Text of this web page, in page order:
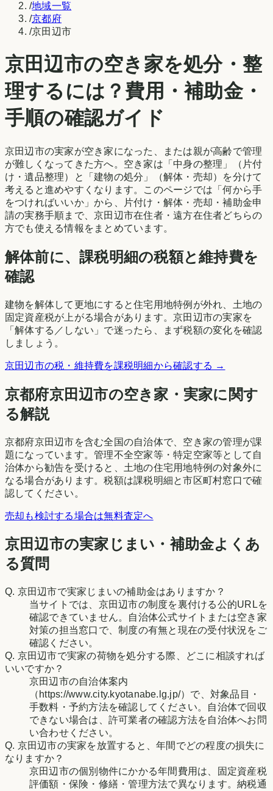
/地域一覧
/京都府
/京田辺市
京田辺市の空き家を処分・整
理するには？費用・補助金・
手順の確認ガイド
京田辺市の実家が空き家になった、または親が高齢で管理
が難しくなってきた方へ。空き家は「中身の整理」（片付
け・遺品整理）と「建物の処分」（解体・売却）を分けて
考えると進めやすくなります。このページでは「何から手
をつければいいか」から、片付け・解体・売却・補助金申
請の実務手順まで、京田辺市在住者・遠方在住者どちらの
方でも使える情報をまとめています。
解体前に、課税明細の税額と維持費を
確認
建物を解体して更地にすると住宅用地特例が外れ、土地の
固定資産税が上がる場合があります。京田辺市の実家を
「解体する／しない」で迷ったら、まず税額の変化を確認
しましょう。
京田辺市の税・維持費を課税明細から確認する →
京都府京田辺市の空き家・実家に関す
る解説
京都府京田辺市を含む全国の自治体で、空き家の管理が課
題になっています。管理不全空家等・特定空家等として自
治体から勧告を受けると、土地の住宅用地特例の対象外に
なる場合があります。税額は課税明細と市区町村窓口で確
認してください。
売却も検討する場合は無料査定へ
京田辺市の実家じまい・補助金よくあ
る質問
Q. 京田辺市で実家じまいの補助金はありますか？
当サイトでは、京田辺市の制度を裏付ける公的URLを
確認できていません。自治体公式サイトまたは空き家
対策の担当窓口で、制度の有無と現在の受付状況をご
確認ください。
Q. 京田辺市で実家の荷物を処分する際、どこに相談すれば
いいですか？
京田辺市の自治体案内
（https://www.city.kyotanabe.lg.jp/）で、対象品目・
手数料・予約方法を確認してください。自治体で回収
できない場合は、許可業者の確認方法を自治体へお問
い合わせください。
Q. 京田辺市の実家を放置すると、年間でどの程度の損失に
なりますか？
京田辺市の個別物件にかかる年間費用は、固定資産税
評価額・保険・修繕・管理方法で異なります。納税通